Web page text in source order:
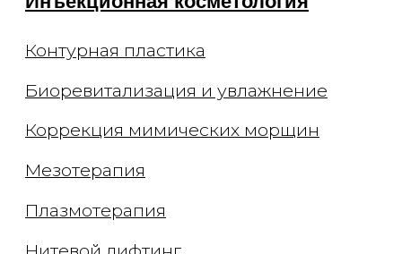
Аппаратные уходы
Моделирование фигуры
Криолиполиз на аппарате Coccon
Массаж в соляной пещере
Обертывание